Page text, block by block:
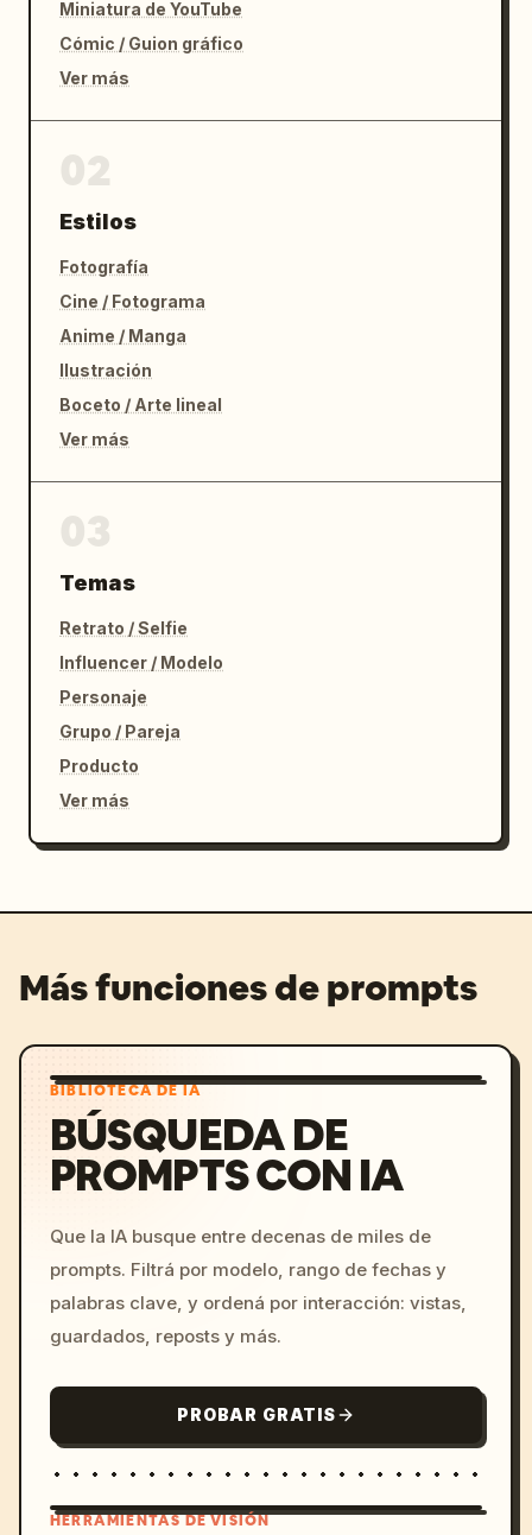
Miniatura de YouTube
Cómic / Guion gráfico
Ver más
Estilos
Fotografía
Cine / Fotograma
Anime / Manga
Ilustración
Boceto / Arte lineal
Ver más
Temas
Retrato / Selfie
Influencer / Modelo
Personaje
Grupo / Pareja
Producto
Ver más
Más funciones de prompts
BIBLIOTECA DE IA
BÚSQUEDA DE
PROMPTS CON IA
Que la IA busque entre decenas de miles de
prompts. Filtrá por modelo, rango de fechas y
palabras clave, y ordená por interacción: vistas,
guardados, reposts y más.
PROBAR GRATIS
HERRAMIENTAS DE VISIÓN